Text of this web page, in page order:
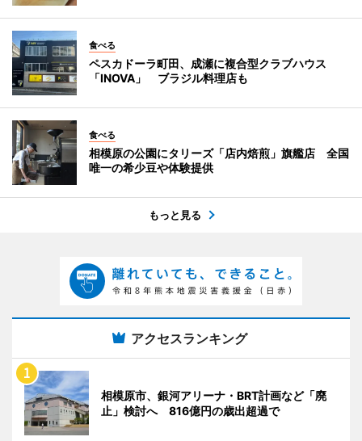
食べる
ペスカドーラ町田、成瀬に複合型クラブハウス
「INOVA」 ブラジル料理店も
食べる
相模原の公園にタリーズ「店内焙煎」旗艦店 全国
唯一の希少豆や体験提供
もっと見る
アクセスランキング
相模原市、銀河アリーナ・BRT計画など「廃
止」検討へ 816億円の歳出超過で